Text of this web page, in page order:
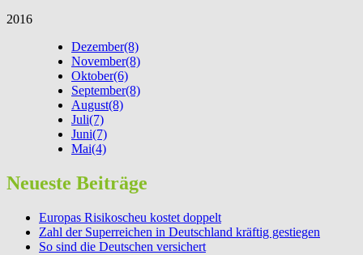
2016
Dezember(8)
November(8)
Oktober(6)
September(8)
August(8)
Juli(7)
Juni(7)
Mai(4)
Neueste Beiträge
Europas Risikoscheu kostet doppelt
Zahl der Superreichen in Deutschland kräftig gestiegen
So sind die Deutschen versichert